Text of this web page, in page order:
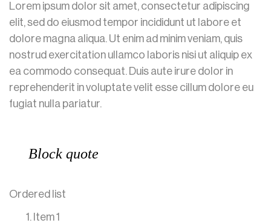
Lorem ipsum dolor sit amet, consectetur adipiscing
elit, sed do eiusmod tempor incididunt ut labore et
dolore magna aliqua. Ut enim ad minim veniam, quis
nostrud exercitation ullamco laboris nisi ut aliquip ex
ea commodo consequat. Duis aute irure dolor in
reprehenderit in voluptate velit esse cillum dolore eu
fugiat nulla pariatur.
Block quote
Ordered list
Item 1